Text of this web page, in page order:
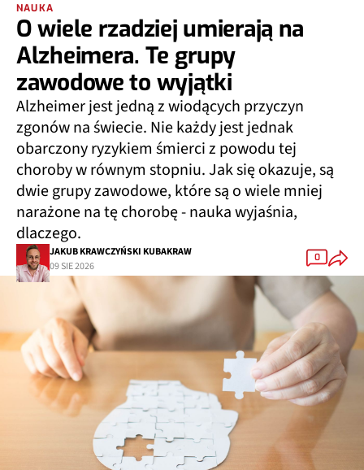
NAUKA
O wiele rzadziej umierają na
Alzheimera. Te grupy
zawodowe to wyjątki
Alzheimer jest jedną z wiodących przyczyn
zgonów na świecie. Nie każdy jest jednak
obarczony ryzykiem śmierci z powodu tej
choroby w równym stopniu. Jak się okazuje, są
dwie grupy zawodowe, które są o wiele mniej
narażone na tę chorobę - nauka wyjaśnia,
dlaczego.
JAKUB KRAWCZYŃSKI KUBAKRAW
09 SIE 2026
0